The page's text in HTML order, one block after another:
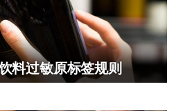
料过敏原标签规则